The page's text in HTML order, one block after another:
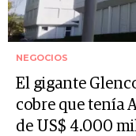
NEGOCIOS
El gigante
cobre que tenía
de US$ 4.000